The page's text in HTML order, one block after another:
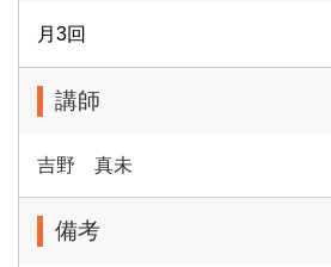
月3回
講師
吉野 真未
備考